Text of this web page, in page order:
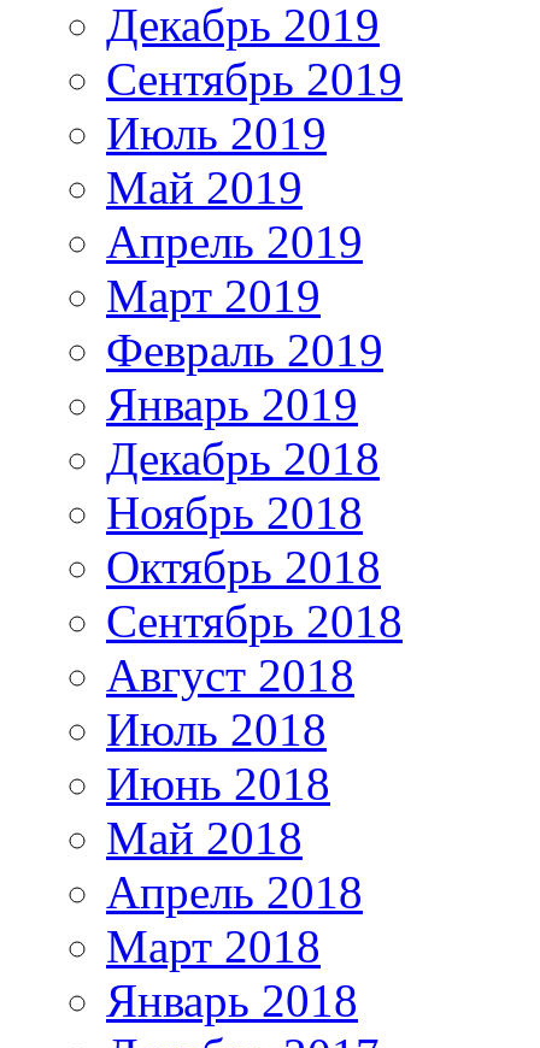
Декабрь 2019
Сентябрь 2019
Июль 2019
Май 2019
Апрель 2019
Март 2019
Февраль 2019
Январь 2019
Декабрь 2018
Ноябрь 2018
Октябрь 2018
Сентябрь 2018
Август 2018
Июль 2018
Июнь 2018
Май 2018
Апрель 2018
Март 2018
Январь 2018